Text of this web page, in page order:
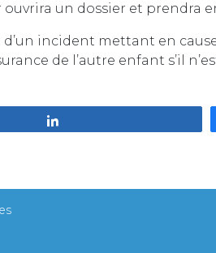
ouvrira un dossier et prendra
d’un incident mettant en
de l’autre enfant s’il